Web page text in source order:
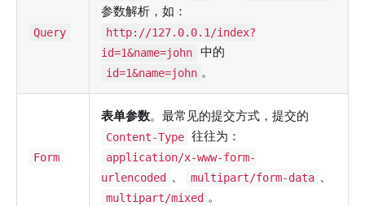
Query
参数解析，如：
http://127.0.0.1/index?
id=1&name=john
中的
id=1&name=john 。
Form
表单参数。最常见的提交方式，提交的
Content-Type 往往为：
application/x-www-form-
urlencoded
、 multipart/form-data 、
multipart/mixed 。